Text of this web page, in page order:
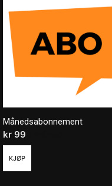
Månedsabonnement
kr 99
KJØP